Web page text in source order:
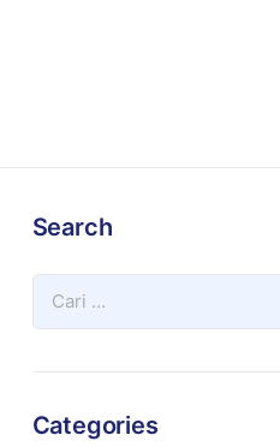
Search
Categories